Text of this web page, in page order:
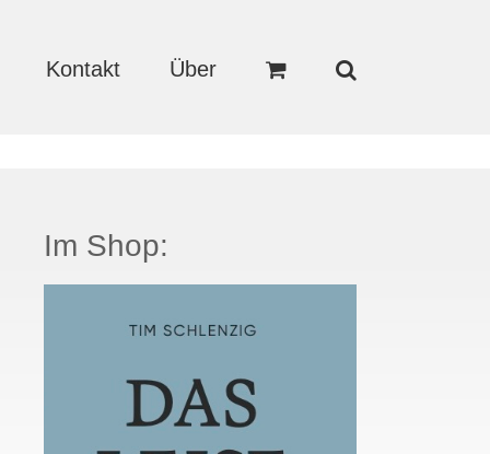
Kontakt Über
Im Shop: